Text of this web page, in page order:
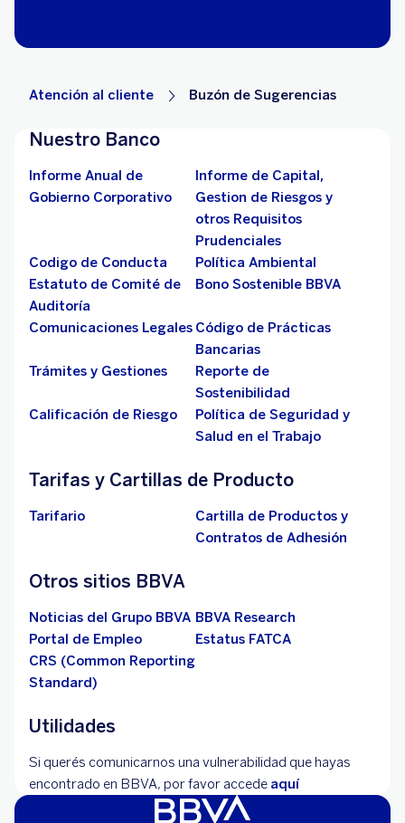
Atención al cliente Buzón de Sugerencias
Nuestro Banco
Informe Anual de
Gobierno Corporativo
Informe de Capital,
Gestion de Riesgos y
otros Requisitos
Prudenciales
Codigo de Conducta
Política Ambiental
Estatuto de Comité de
Auditoría
Bono Sostenible BBVA
Comunicaciones Legales Código de Prácticas
Bancarias
Trámites y Gestiones
Reporte de
Sostenibilidad
Calificación de Riesgo
Política de Seguridad y
Salud en el Trabajo
Tarifas y Cartillas de Producto
Tarifario
Cartilla de Productos y
Contratos de Adhesión
Otros sitios BBVA
Noticias del Grupo BBVA BBVA Research
Portal de Empleo
Estatus FATCA
CRS (Common Reporting
Standard)
Utilidades
Si querés comunicarnos una vulnerabilidad que hayas
encontrado en BBVA, por favor accede aquí